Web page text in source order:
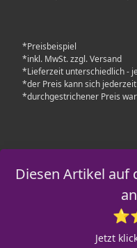
*Preisbeispiel
*inkl. MwSt. zzgl. Versand
*Lieferzeit unterschiedlich -
*der Preis kann sich
*durchgestrichener Preis
Diesen Artikel auf
Jetzt